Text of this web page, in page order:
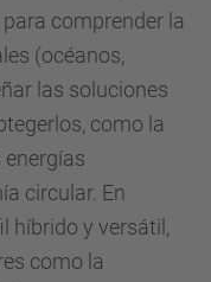
comprender la
(océanos,
las soluciones
como la
energías
circular. En
híbrido y versátil,
como la